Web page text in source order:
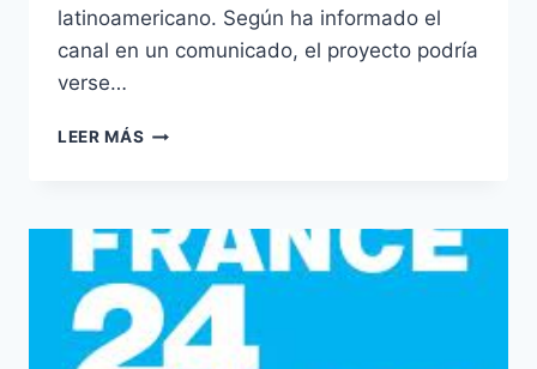
latinoamericano. Según ha informado el
canal en un comunicado, el proyecto podría
verse…
LEER MÁS TELESUR
EMISIÓN
EN
INGLÉS